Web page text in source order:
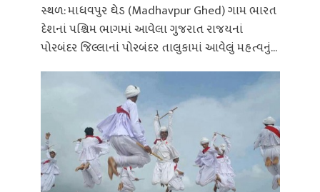
સ્થળ: માધવપુર ઘેડ (Madhavpur Ghed) ગામ ભારત
દેશનાં પશ્ચિમ ભાગમાં આવેલા ગુજરાત રાજયનાં
પોરબંદર જિલ્લાનાં પોરબંદર તાલુકામાં આવેલું મહત્વનું...